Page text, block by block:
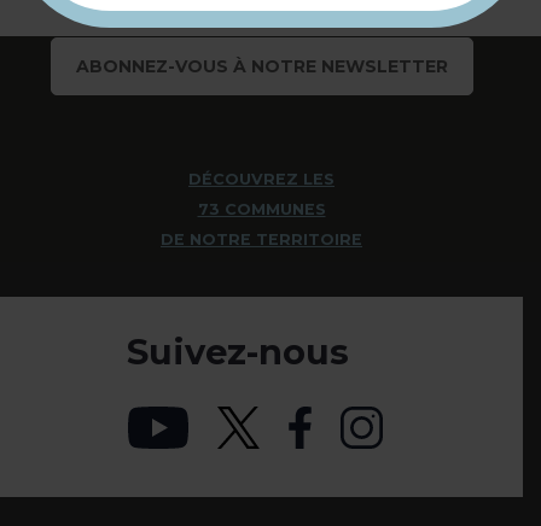
ABONNEZ-VOUS À NOTRE NEWSLETTER
DÉCOUVREZ LES
73 COMMUNES
DE NOTRE TERRITOIRE
Suivez-nous